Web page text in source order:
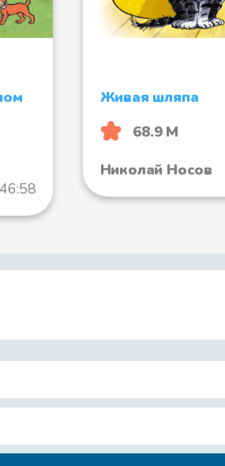
спокоен.
а сидит да на кастрюлю
смотрю: крышка на кастрюле
Живая шляпа
68.9 М
Николай Носов